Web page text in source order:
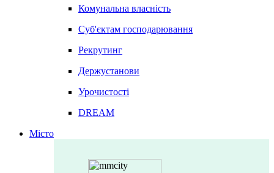
Комунальна власність
Суб'єктам господарювання
Рекрутинг
Держустанови
Урочистості
DREAM
Місто